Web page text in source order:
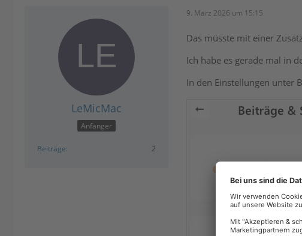
LeMicMac
Anfänger
Beiträge 2
9. März 2026 um 15:15
Das müsste mit einer
Ich habe es gerade mal in
In den Einstellungen unter